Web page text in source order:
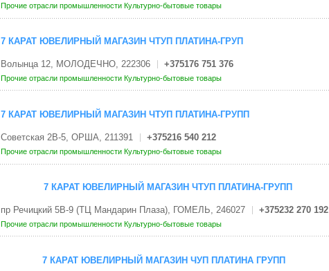
Прочие отрасли промышленности Культурно-бытовые товары
7 КАРАТ ЮВЕЛИРНЫЙ МАГАЗИН ЧТУП ПЛАТИНА-ГРУП
Волынца 12, МОЛОДЕЧНО, 222306 +375176 751 376
Прочие отрасли промышленности Культурно-бытовые товары
7 КАРАТ ЮВЕЛИРНЫЙ МАГАЗИН ЧТУП ПЛАТИНА-ГРУПП
Советская 2В-5, ОРША, 211391 +375216 540 212
Прочие отрасли промышленности Культурно-бытовые товары
7 КАРАТ ЮВЕЛИРНЫЙ МАГАЗИН ЧТУП ПЛАТИНА-ГРУПП
пр Речицкий 5В-9 (ТЦ Мандарин Плаза), ГОМЕЛЬ, 246027 +375232 270 192
Прочие отрасли промышленности Культурно-бытовые товары
7 КАРАТ ЮВЕЛИРНЫЙ МАГАЗИН ЧУП ПЛАТИНА ГРУПП